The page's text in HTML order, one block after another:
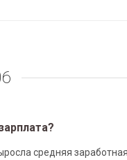
средняя